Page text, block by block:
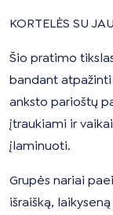
KORTELĖS SU
Šio pratimo
bandant atpažinti
anksto parioštų
įtraukiami ir
įlaminuoti.
Grupės nariai
išraišką,